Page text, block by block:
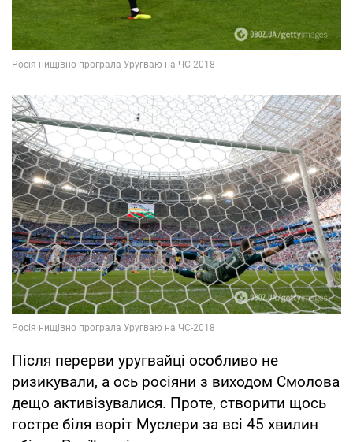
Після перерви уругвайці особливо не
ризикували, а ось росіяни з виходом Смолова
дещо активізувалися. Проте, створити щось
гостре біля воріт Муслери за всі 45 хвилин